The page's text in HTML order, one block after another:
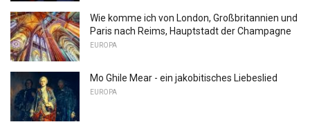
Wie komme ich von London, Großbritannien und
Paris nach Reims, Hauptstadt der Champagne
EUROPA
Mo Ghile Mear - ein jakobitisches Liebeslied
EUROPA